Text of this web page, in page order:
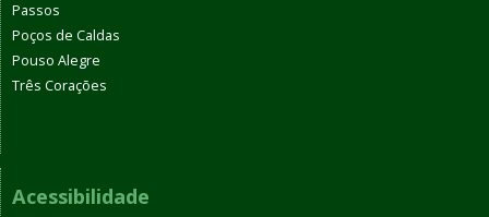
Passos
Poços de Caldas
Pouso Alegre
Três Corações
Acessibilidade